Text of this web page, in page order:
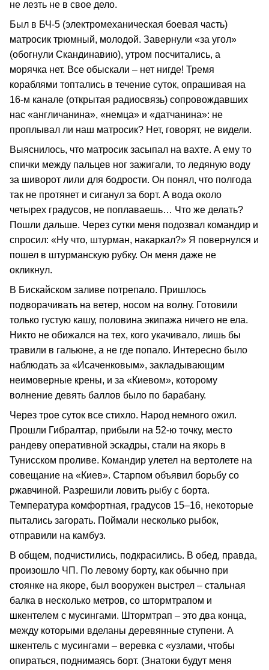
не лезть не в свое дело.
Был в БЧ-5 (электромеханическая боевая часть)
матросик трюмный, молодой. Завернули «за угол»
(обогнули Скандинавию), утром посчитались, а
морячка нет. Все обыскали – нет нигде! Тремя
кораблями топтались в течение суток, опрашивая на
16-м канале (открытая радиосвязь) сопровождавших
нас «англичанина», «немца» и «датчанина»: не
проплывал ли наш матросик? Нет, говорят, не видели.
Выяснилось, что матросик засыпал на вахте. А ему то
спички между пальцев ног зажигали, то ледяную воду
за шиворот лили для бодрости. Он понял, что полгода
так не протянет и сиганул за борт. А вода около
четырех градусов, не поплаваешь… Что же делать?
Пошли дальше. Через сутки меня подозвал командир и
спросил: «Ну что, штурман, накаркал?» Я повернулся и
пошел в штурманскую рубку. Он меня даже не
окликнул.
В Бискайском заливе потрепало. Пришлось
подворачивать на ветер, носом на волну. Готовили
только густую кашу, половина экипажа ничего не ела.
Никто не обижался на тех, кого укачивало, лишь бы
травили в гальюне, а не где попало. Интересно было
наблюдать за «Исаченковым», закладывающим
неимоверные крены, и за «Киевом», которому
волнение девять баллов было по барабану.
Через трое суток все стихло. Народ немного ожил.
Прошли Гибралтар, прибыли на 52-ю точку, место
рандеву оперативной эскадры, стали на якорь в
Тунисском проливе. Командир улетел на вертолете на
совещание на «Киев». Старпом объявил борьбу со
ржавчиной. Разрешили ловить рыбу с борта.
Температура комфортная, градусов 15–16, некоторые
пытались загорать. Поймали несколько рыбок,
отправили на камбуз.
В общем, подчистились, подкрасились. В обед, правда,
произошло ЧП. По левому борту, как обычно при
стоянке на якоре, был вооружен выстрел – стальная
балка в несколько метров, со штормтрапом и
шкентелем с мусингами. Штормтрап – это два конца,
между которыми вделаны деревянные ступени. А
шкентель с мусингами – веревка с «узлами, чтобы
опираться, поднимаясь борт. (Знатоки будут меня